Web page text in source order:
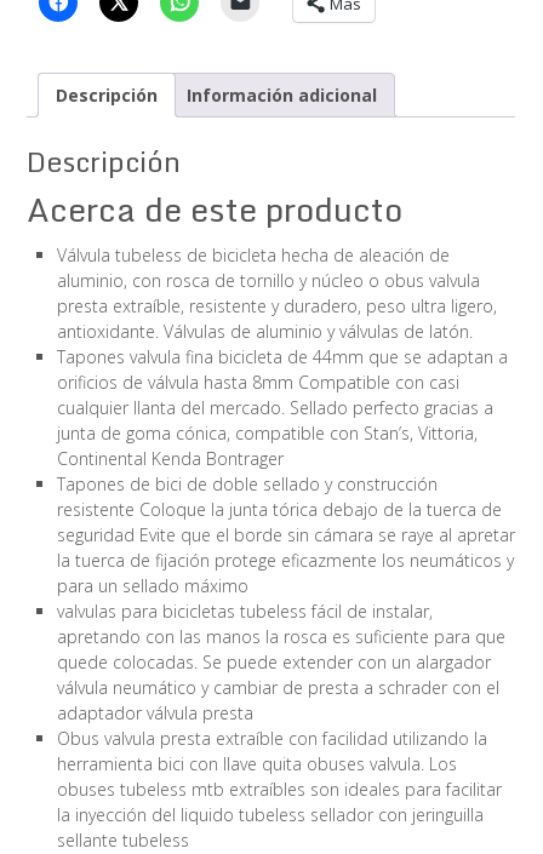
cantidad
Descripción Información adicional
Descripción
Acerca de este producto
Válvula tubeless de bicicleta hecha de aleación de
aluminio, con rosca de tornillo y núcleo o obus valvula
presta extraíble, resistente y duradero, peso ultra ligero,
antioxidante. Válvulas de aluminio y válvulas de latón.
Tapones valvula fina bicicleta de 44mm que se adaptan a
orificios de válvula hasta 8mm Compatible con casi
cualquier llanta del mercado. Sellado perfecto gracias a
junta de goma cónica, compatible con Stan’s, Vittoria,
Continental Kenda Bontrager
Tapones de bici de doble sellado y construcción
resistente Coloque la junta tórica debajo de la tuerca de
seguridad Evite que el borde sin cámara se raye al apretar
la tuerca de fijación protege eficazmente los neumáticos y
para un sellado máximo
valvulas para bicicletas tubeless fácil de instalar,
apretando con las manos la rosca es suficiente para que
quede colocadas. Se puede extender con un alargador
válvula neumático y cambiar de presta a schrader con el
adaptador válvula presta
Obus valvula presta extraíble con facilidad utilizando la
herramienta bici con llave quita obuses valvula. Los
obuses tubeless mtb extraíbles son ideales para facilitar
la inyección del liquido tubeless sellador con jeringuilla
sellante tubeless